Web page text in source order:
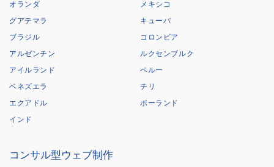
オランダ
メキシコ
グアテマラ
キューバ
ブラジル
コロンビア
アルゼンチン
ルクセンブルク
アイルランド
ペルー
ベネズエラ
チリ
エクアドル
ポーランド
インド
コンサル型ウェブ制作